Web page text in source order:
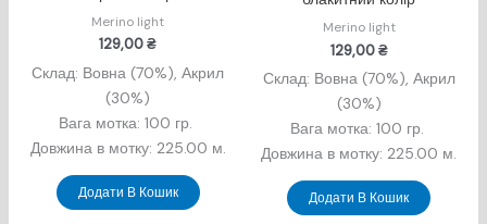
Merino light
129,00₴
Склад: Вовна (70%), Акрил
(30%)
Вага мотка: 100 гр.
Довжина в мотку: 225.00 м.
Додати В Кошик
Merino light
129,00₴
Склад: Вовна (70%), Акрил
(30%)
Вага мотка: 100 гр.
Довжина в мотку: 225.00 м.
Додати В Кошик